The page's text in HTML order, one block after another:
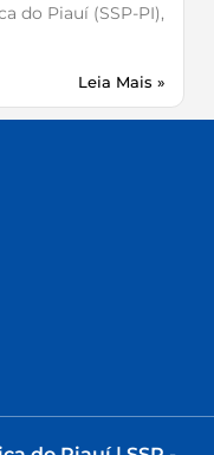
do Piauí (SSP-PI),
Leia Mais »